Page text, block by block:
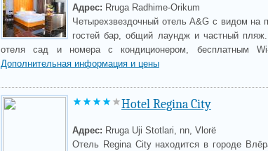
Адрес: Rruga Radhime-Orikum
Четырехзвездочный отель A&G с видом
гостей бар, общий лаундж и частный пляж.
отеля сад и номера с кондиционером, бесплатным
Дополнительная информация и цены
Hotel Regina City
Адрес: Rruga Uji Stotlari, nn, Vlorë
Отель Regina City находится в городе